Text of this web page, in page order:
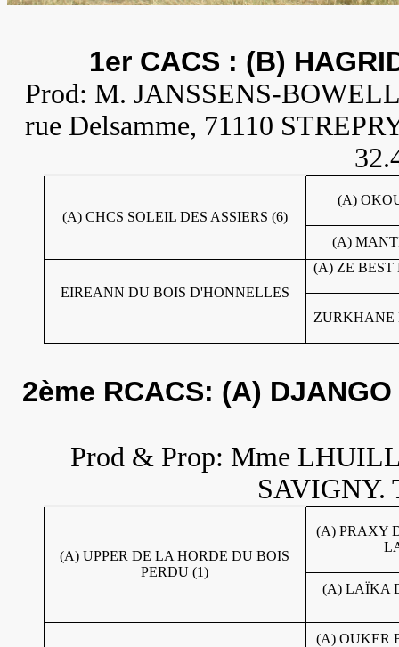
1er CACS : (B)
Prod: M. JANSSENS-
rue Delsamme, 71110
(A) CHCS SOLEIL DES ASSIERS (6)
(A)
(A)
EIREANN DU BOIS D'HONNELLES
(A) ZE
ZURKHANE
2ème RCACS: (A)
Prod & Prop: Mme
SAVIGNY.
(A) UPPER DE LA HORDE DU BOIS
PERDU (1)
(A) PRAXY
(A) LAÏKA
(A) OUKER